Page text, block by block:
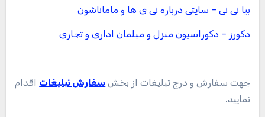
بیا نی نی – سایتی درباره نی ی ها و ماماناشون
دکورز – دکوراسیون منزل و مبلمان اداری و تجاری
جهت سفارش و درج تبلیغات از بخش سفارش تبلیغات اقدام
نمایید.